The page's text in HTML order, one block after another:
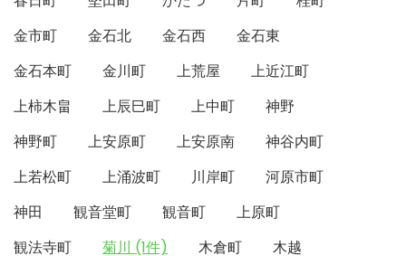
金市町
金石北 金石西
金石東
金石本町
金川町 上荒屋
上近江町
上柿木畠
上辰巳町 上中町
神野
神野町
上安原町 上安原南
神谷内町
上若松町
上涌波町 川岸町
河原市町
神田
観音堂町 観音町
上原町
観法寺町
菊川 (1件) 木倉町 木越